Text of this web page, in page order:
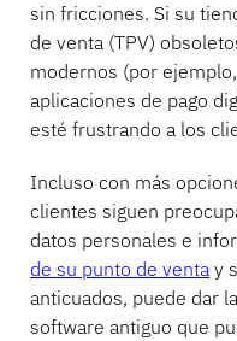
sin fricciones. Si su
de venta (TPV)
modernos (por
aplicaciones de pago
esté frustrando a los
Incluso con más
clientes siguen
datos personales e
de su punto de venta y
anticuados, puede dar
software antiguo que